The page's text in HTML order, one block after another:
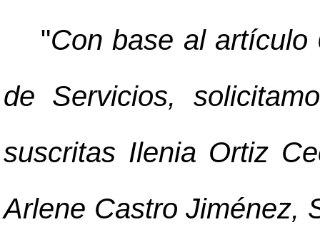
"Con base al artículo
de Servicios,
suscritas Ilenia Ortiz
Arlene Castro Jiménez,